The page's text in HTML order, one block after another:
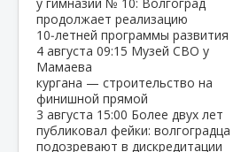
продолжает реализацию
10‑летней программы развития
4 августа 09:15 Музей СВО у
Мамаева
кургана — строительство на
финишной прямой
3 августа 15:00 Более двух лет
публиковал фейки: волгоградца
подозревают в дискредитации